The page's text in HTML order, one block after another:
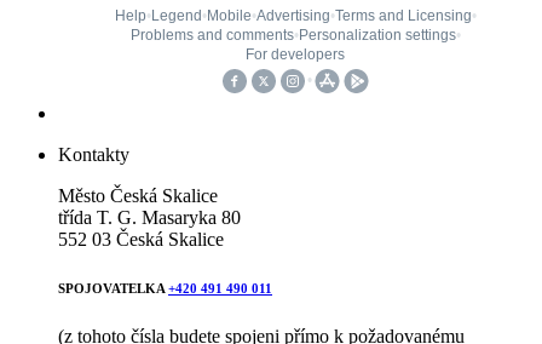
Kontakty
Město Česká Skalice
třída T. G. Masaryka 80
552 03 Česká Skalice
SPOJOVATELKA +420 491 490 011
(z tohoto čísla budete spojeni přímo k požadovanému